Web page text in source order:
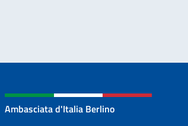
Ambasciata d'Italia Berlino